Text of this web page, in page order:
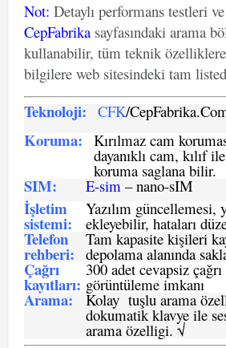
Not: Detaylı performans testleri
CepFabrika sayfasındaki arama
kullanabilir, tüm teknik özelliklere
bilgilere web sitesindeki tam
Teknoloji: CFK/
Koruma: Kırılmaz cam
dayanıklı cam, kılıf
koruma saglana bilir.
SIM: E-sim – nano-sIM
İşletim
sistemi:
Yazılım güncellemesi,
ekleyebilir, hataları
Telefon
rehberi:
Tam kapasite kişileri
depolama alanında
Çağrı
kayıtları:
300 adet cevapsiz çağrı
görüntüleme imkanı
Arama: Kolay tuşlu arama
dokumatik klavye ile
arama özelligi. √